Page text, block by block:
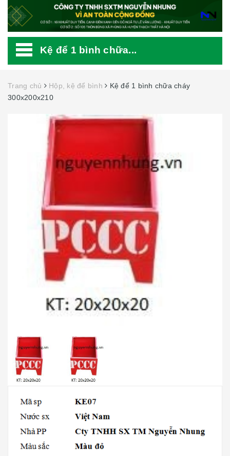
Kệ để 1 bình chữa...
Trang chủ Hộp, kệ để bình
Kệ để 1 bình chữa cháy
300x200x210